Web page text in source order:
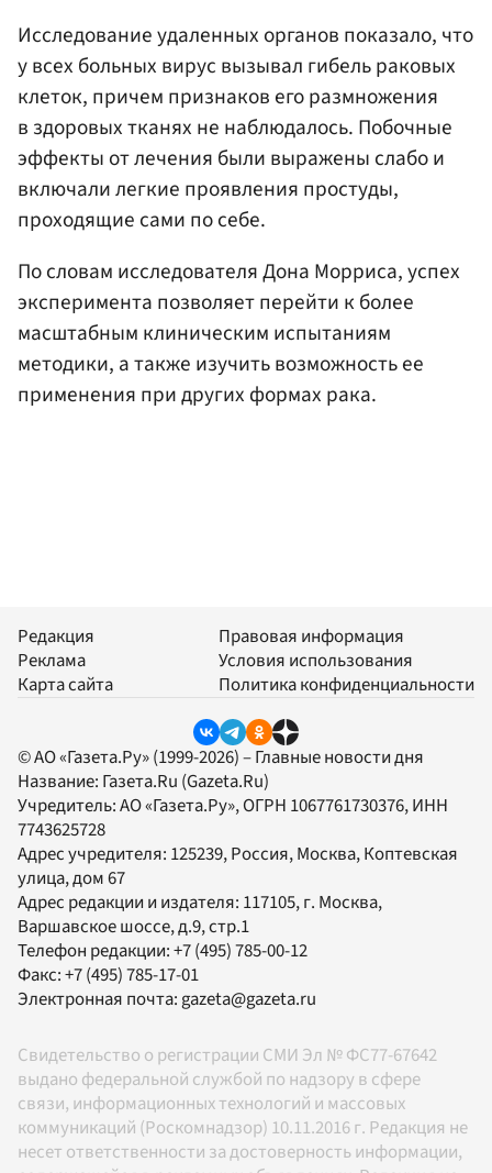
Исследование удаленных органов показало, что
у всех больных вирус вызывал гибель раковых
клеток, причем признаков его размножения
в здоровых тканях не наблюдалось. Побочные
эффекты от лечения были выражены слабо и
включали легкие проявления простуды,
проходящие сами по себе.
По словам исследователя Дона Морриса, успех
эксперимента позволяет перейти к более
масштабным клиническим испытаниям
методики, а также изучить возможность ее
применения при других формах рака.
Редакция
Реклама
Карта сайта
Правовая информация
Условия использования
Политика конфиденциальности
© АО «Газета.Ру» (1999-2026) – Главные новости дня
Название: Газета.Ru (Gazeta.Ru)
Учредитель:АО «Газета.Ру», ОГРН 1067761730376, ИНН
7743625728
Адрес учредителя: 125239, Россия, Москва, Коптевская
улица, дом 67
Адрес редакции и издателя: 117105, г. Москва,
Варшавское шоссе, д.9, стр.1
Телефон редакции:+7 (495) 785-00-12
Факс:+7 (495) 785-17-01
Электронная почта:gazeta@gazeta.ru
Свидетельство о регистрации СМИ Эл № ФС77-67642
выдано федеральной службой по надзору в сфере
связи, информационных технологий и массовых
коммуникаций (Роскомнадзор) 10.11.2016 г. Редакция не
несет ответственности за достоверность информации,